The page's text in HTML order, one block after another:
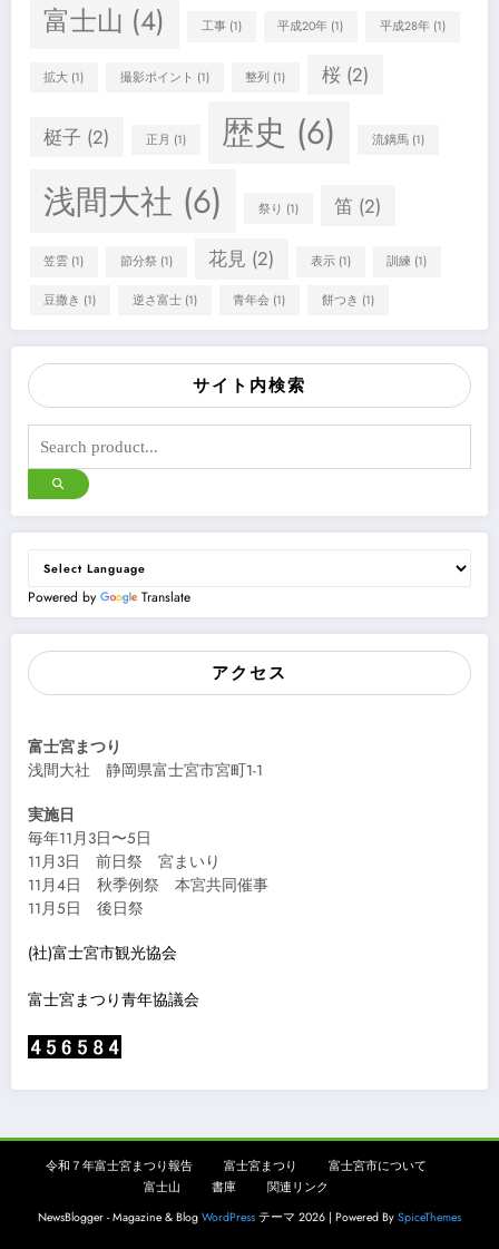
富士山 (4) 工事(1) 平成20年 (1) 平成28年(1)
拡大 (1) 撮影ポイント (1) 整列 (1) 桜(2)
梃子 (2) 正月 (1) 歴史 (6) 流鏑馬(1)
浅間大社 (6) 祭り (1) 笛 (2)
笠雲 (1) 節分祭(1) 花見 (2) 表示(1) 訓練 (1)
豆撒き (1) 逆さ富士(1) 青年会 (1) 餅つき (1)
サイト内検索
Powered by Translate
アクセス
富士宮まつり
浅間大社 静岡県富士宮市宮町1-1
実施日
毎年11月3日〜5日
11月3日 前日祭 宮まいり
11月4日 秋季例祭 本宮共同催事
11月5日 後日祭
(社)富士宮市観光協会
富士宮まつり青年協議会
令和７年富士宮まつり報告 富士宮まつり
富士宮市について
富士山
書庫
関連リンク
NewsBlogger - Magazine & Blog WordPress テーマ 2026 | Powered By SpiceThemes